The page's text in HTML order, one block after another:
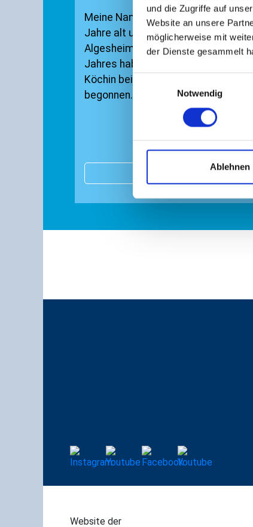
und die Zugriffe auf
Website an unsere
möglicherweise mit
der Dienste gesammelt
Notwendig
Ablehnen
Meine Name ist Fee Ewald, ich bin 21
Jahre alt und kommen aus Gau-
Algesheim. Im September letzten
Jahres habe ich die Ausbildung zur
Köchin bei Boehringer in Ingelheim
begonnen.
Website der